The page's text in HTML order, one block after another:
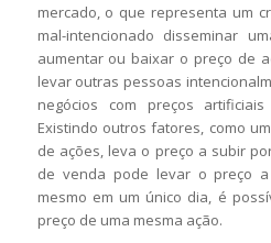
mercado, o que representa um
mal-intencionado disseminar
aumentar ou baixar o preço de
levar outras pessoas
negócios com preços
Existindo outros fatores, como
de ações, leva o preço a subir
de venda pode levar o preço
mesmo em um único dia, é
preço de uma mesma ação.